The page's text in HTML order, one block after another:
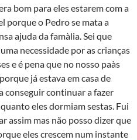
bom para eles estarem com a
porque o Pedro se mata a
ajuda da famà­lia. Sei que
necessidade por as crianças
e é pena que no nosso paà­s
já estava em casa de
conseguir continuar a fazer
eles dormiam sestas. Fui
assim mas não posso dizer que
eles crescem num instante